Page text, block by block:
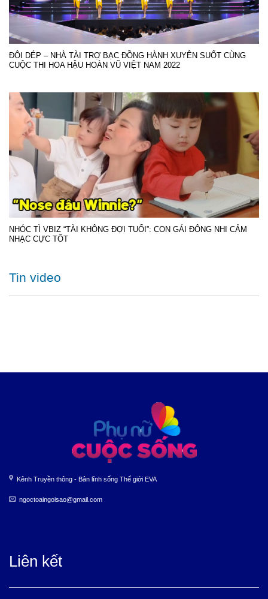
ĐÔI DÉP – NHÀ TÀI TRỢ BẠC ĐỒNG HÀNH XUYÊN SUỐT CÙNG
CUỘC THI HOA HẬU HOÀN VŨ VIỆT NAM 2022
NHÓC TÌ VBIZ “TÀI KHÔNG ĐỢI TUỔI”: CON GÁI ĐÔNG NHI CẢM
NHẠC CỰC TỐT
Tin video
Kênh Truyền thông - Bản lĩnh sống Thế giới EVA
ngoctoaingoisao@gmail.com
Liên kết